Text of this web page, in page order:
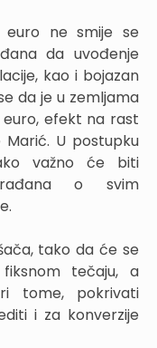
ne smije se
da uvođenje
kao i bojazan
da je u zemljama
euro, efekt na rast
U postupku
važno će biti
o svim
tako da će se
tečaju, a
tome, pokrivati
i za konverzije